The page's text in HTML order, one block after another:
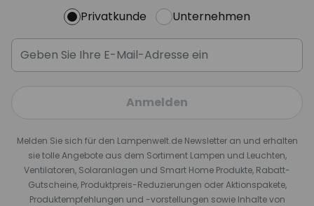
Privatkunde Unternehmen
Anmelden
Melden Sie sich für den Lampenwelt.de Newsletter an und erhalten
sie tolle Angebote aus dem Sortiment Lampen und Leuchten,
Ventilatoren, Solaranlagen und Smart Home Produkte, Rabatt-
Gutscheine, Produktpreis-Reduzierungen oder Aktionspakete,
Produktempfehlungen und -vorstellungen sowie Inhalte von